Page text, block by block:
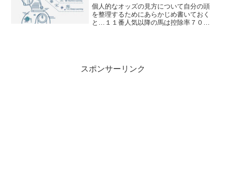
個人的なオッズの見方について自分の頭
を整理するためにあらかじめ書いておく
と…１１番人気以降の馬は控除率７０％
スポンサーリンク